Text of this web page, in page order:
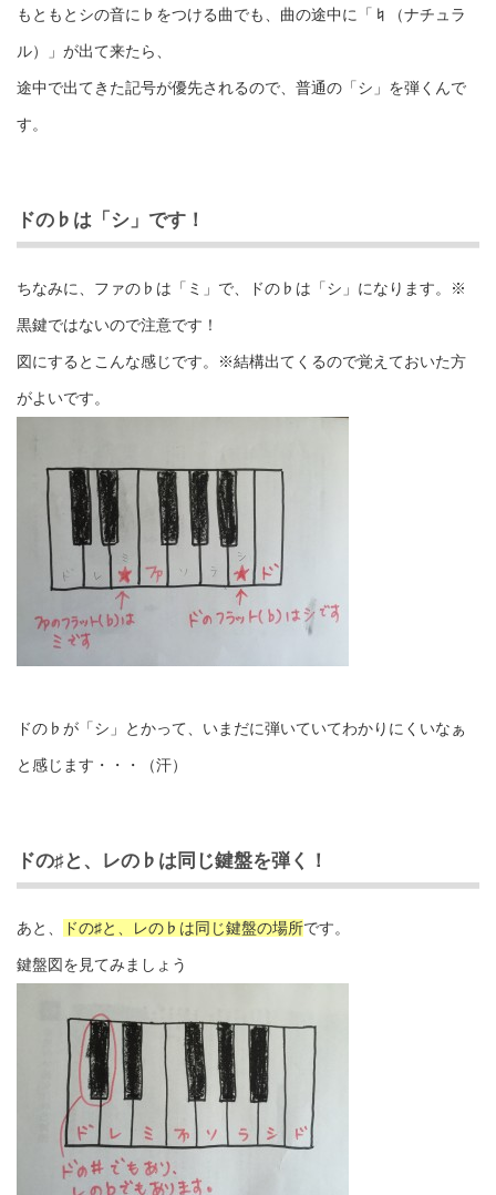
もともとシの音に♭をつける曲でも、曲の途中に「♮（ナチュラ
ル）」が出て来たら、
途中で出てきた記号が優先されるので、普通の「シ」を弾くんで
す。
ドの♭は「シ」です！
ちなみに、ファの♭は「ミ」で、ドの♭は「シ」になります。※
黒鍵ではないので注意です！
図にするとこんな感じです。※結構出てくるので覚えておいた方
がよいです。
ドの♭が「シ」とかって、いまだに弾いていてわかりにくいなぁ
と感じます・・・（汗）
ドの♯と、レの♭は同じ鍵盤を弾く！
あと、 ドの♯と、レの♭は同じ鍵盤の場所です。
鍵盤図を見てみましょう